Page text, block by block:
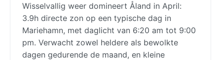
Wisselvallig weer domineert Åland in April:
3.9h directe zon op een typische dag in
Mariehamn, met daglicht van 6:20 am tot 9:00
pm. Verwacht zowel heldere als bewolkte
dagen gedurende de maand, en kleine